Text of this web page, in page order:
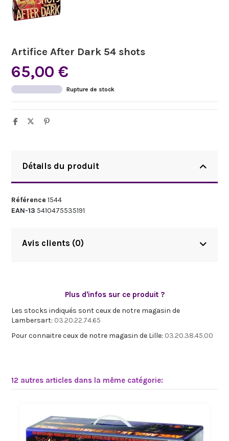
Artifice After Dark 54 shots
65,00 €
Rupture de stock
Détails du produit
Référence 1544
EAN-13 5410475535191
Avis clients (0)
Plus d'infos sur ce produit ?
Les stocks indiqués sont ceux de notre magasin de
Lambersart: 03.20.22.74.65
Pour connaitre ceux de notre magasin de Lille: 03.20.38.45.00
12 autres articles dans la même catégorie: